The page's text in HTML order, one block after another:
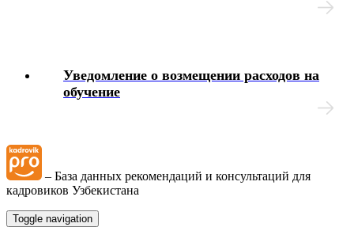
Иные вопросы
Уведомление о возмещении расходов на
обучение
– База данных рекомендаций и консультаций для
кадровиков Узбекистана
Toggle navigation